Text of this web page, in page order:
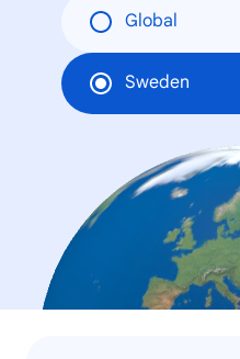
Global
Sweden